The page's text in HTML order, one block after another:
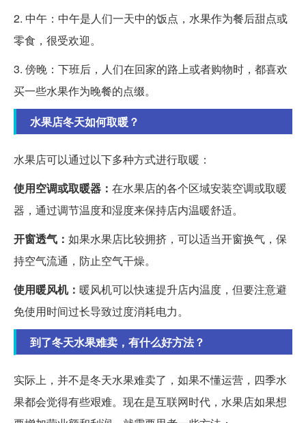
2. 中午：中午是人们一天中的饭点，水果作为餐后甜点或
零食，很受欢迎。
3. 傍晚：下班后，人们在回家的路上或者购物时，都喜欢
买一些水果作为晚餐的点缀。
水果店冬天如何取暖？
水果店可以通过以下多种方式进行取暖：
使用空调或取暖器： 在水果店的各个区域安装空调或取暖
器，通过调节温度和湿度来保持店内温暖舒适。
开窗透气： 如果水果店比较拥挤，可以适当开窗换气，保
持空气流通，防止空气干燥。
使用暖风机： 暖风机可以快速提升店内温度，但要注意避
免使用时间过长导致过度消耗电力。
到了冬天水果难卖，有什么好方法？
实际上，并不是冬天水果难卖了，如果不懂运营，四季水
果都会觉得有些艰难。现在是互联网时代，水果店如果想